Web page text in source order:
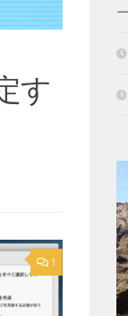
す
1